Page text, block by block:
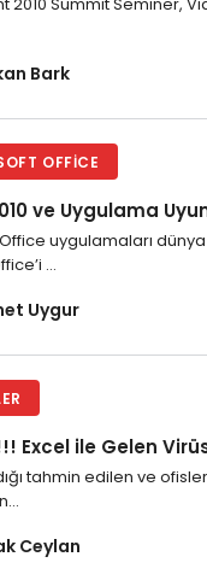
Bark
OFFICE
ve Uygulama
uygulamaları dünya
…
Uygur
Excel ile Gelen
tahmin edilen ve
Ceylan